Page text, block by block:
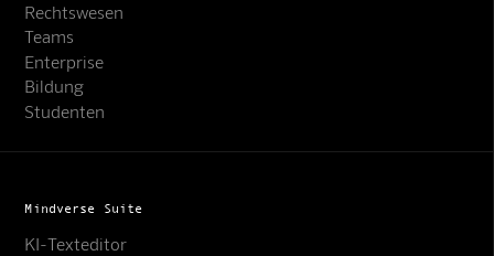
Rechtswesen
Teams
Enterprise
Bildung
Studenten
Mindverse Suite
KI-Texteditor